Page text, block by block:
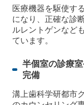
医療機器を駆使す
になり、正確な診
ルレントゲンなど
ています。
半個室の診療
完備
溝上歯科学研都市